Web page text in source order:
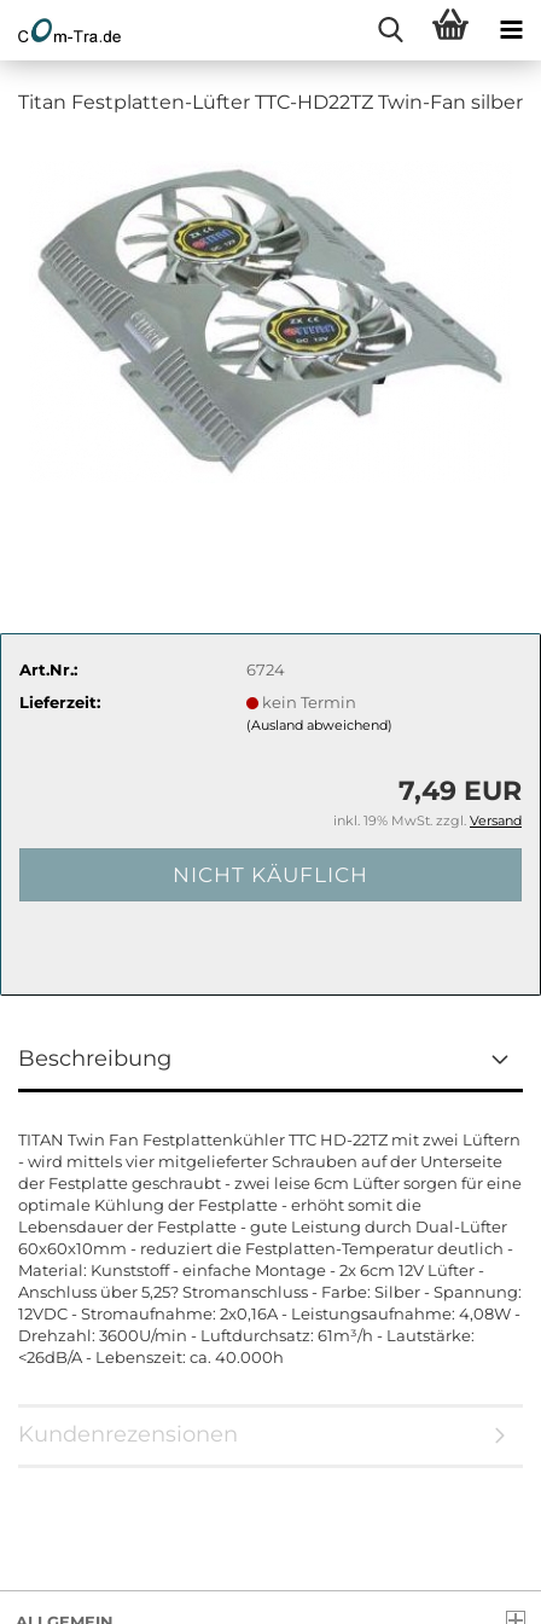
Titan Festplatten-Lüfter TTC-HD22TZ Twin-Fan silber
Art.Nr.:
6724
Lieferzeit:
kein Termin
(Ausland abweichend)
7,49 EUR
inkl. 19% MwSt. zzgl. Versand
Beschreibung
TITAN Twin Fan Festplattenkühler TTC HD-22TZ mit zwei Lüftern
- wird mittels vier mitgelieferter Schrauben auf der Unterseite
der Festplatte geschraubt - zwei leise 6cm Lüfter sorgen für eine
optimale Kühlung der Festplatte - erhöht somit die
Lebensdauer der Festplatte - gute Leistung durch Dual-Lüfter
60x60x10mm - reduziert die Festplatten-Temperatur deutlich -
Material: Kunststoff - einfache Montage - 2x 6cm 12V Lüfter -
Anschluss über 5,25? Stromanschluss - Farbe: Silber - Spannung:
12VDC - Stromaufnahme: 2x0,16A - Leistungsaufnahme: 4,08W -
Drehzahl: 3600U/min - Luftdurchsatz: 61m³/h - Lautstärke:
<26dB/A - Lebenszeit: ca. 40.000h
Kundenrezensionen